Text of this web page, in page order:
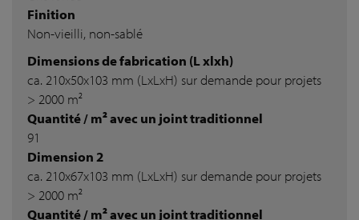
Finition
Non-vieilli, non-sablé
Dimensions de fabrication (L xlxh)
ca. 210x50x103 mm (LxLxH) sur demande pour projets
> 2000 m²
Quantité / m² avec un joint traditionnel
91
Dimension 2
ca. 210x67x103 mm (LxLxH) sur demande pour projets
> 2000 m²
Quantité / m² avec un joint traditionnel